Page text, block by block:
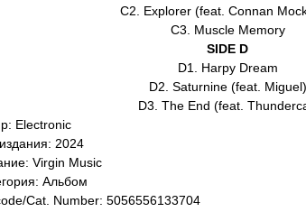
C2. Explorer (feat. Connan
C3. Muscle Memory
SIDE D
D1. Harpy Dream
D2. Saturnine (feat. Miguel)
D3. The End (feat.
Electronic
2024
Virgin Music
Альбом
Cat. Number: 5056556133704